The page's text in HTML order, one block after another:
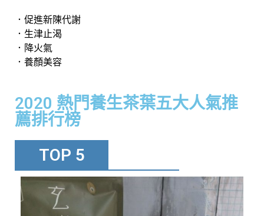
．促進新陳代謝
．生津止渴
．降火氣
．養顏美容
2020 熱門養生茶葉五大人氣推
薦排行榜
TOP 5